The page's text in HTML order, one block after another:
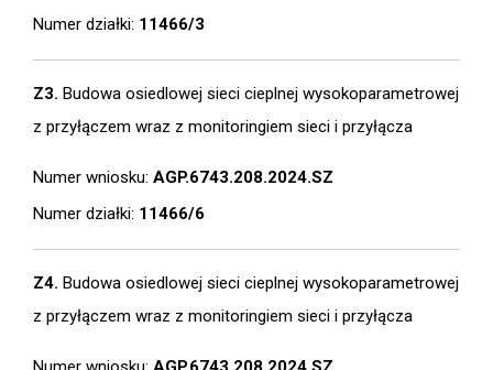
Numer działki: 11466/3
Z3. Budowa osiedlowej sieci cieplnej wysokoparametrowej
z przyłączem wraz z monitoringiem sieci i przyłącza
Numer wniosku: AGP.6743.208.2024.SZ
Numer działki: 11466/6
Z4. Budowa osiedlowej sieci cieplnej wysokoparametrowej
z przyłączem wraz z monitoringiem sieci i przyłącza